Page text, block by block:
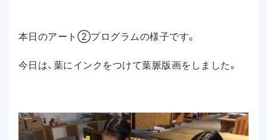
本日のアート②プログラムの様子です。
今日は、葉にインクをつけて葉脈版画をしました。